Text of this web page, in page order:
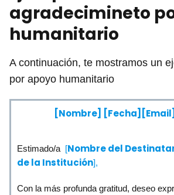
agradecimineto
humanitario
A continuación, te mostramos un
por apoyo humanitario
[Nombre]
Estimado/a [Nombre del
de la Institución],
Con la más profunda gratitud, deseo